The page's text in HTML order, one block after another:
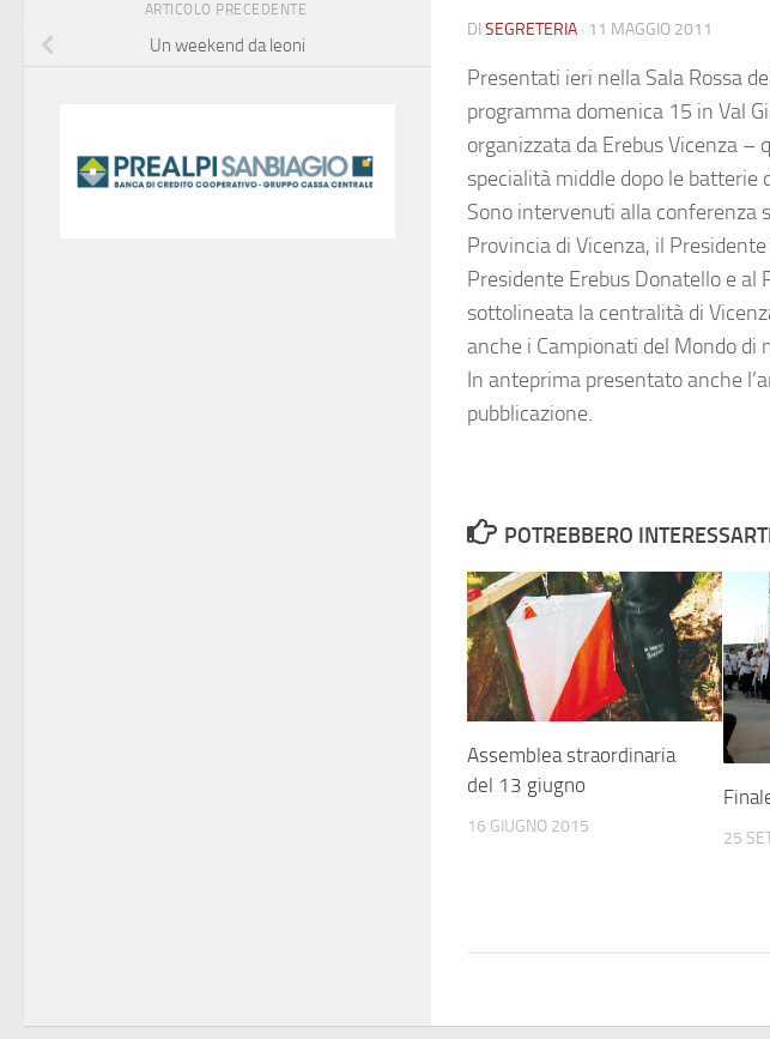
DI SEGRETERIA · 11 MAGGIO 2011
Presentati ieri nella Sala Rossa
programma domenica 15 in Val
organizzata da Erebus Vicenza
specialità middle dopo le
Sono intervenuti alla conferenza
Provincia di Vicenza, il
Presidente Erebus Donatello e al
sottolineata la centralità di
anche i Campionati del Mondo
In anteprima presentato anche
pubblicazione.
POTREBBERO
Assemblea straordinaria
del 13 giugno
16 GIUGNO 2015
25
ARTICOLO PRECEDENTE
Un weekend da leoni